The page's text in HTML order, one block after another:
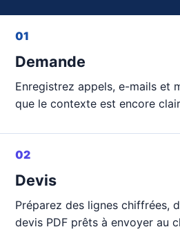
01
Demande
Enregistrez appels, e-mails et
que le contexte est encore
02
Devis
Préparez des lignes chiffrées,
devis PDF prêts à envoyer au